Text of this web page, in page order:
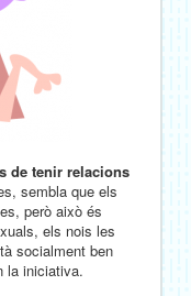
de tenir relacions
sembla que els
però això és
els nois les
socialment ben
la iniciativa.